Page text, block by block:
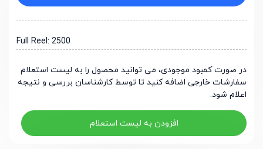
Full Reel: 2500
در صورت کمبود موجودی، می توانید محصول را به لیست استعلام
سفارشات خارجی اضافه کنید تا توسط کارشناسان بررسی و نتیجه
اعلام شود.
افزودن به لیست استعلام